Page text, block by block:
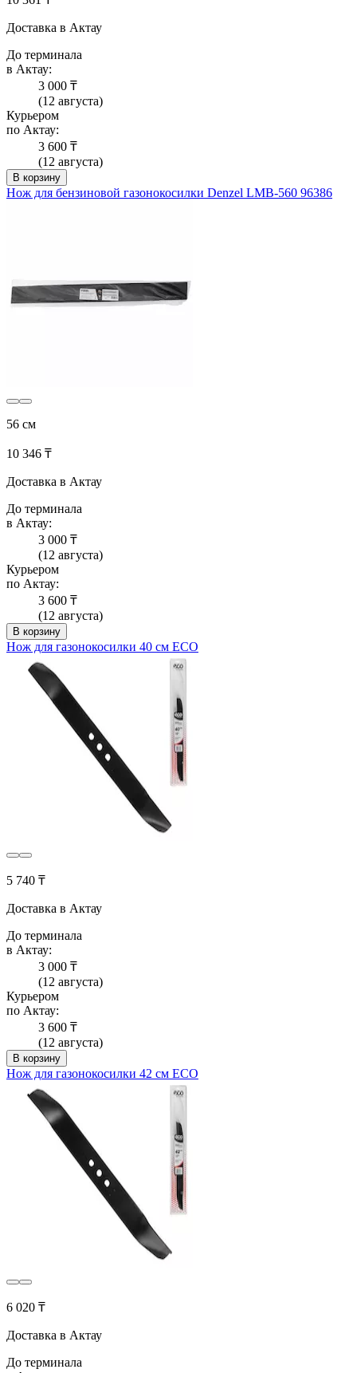
Доставка в Актау
До терминала
в Актау:
3 000 ₸
(12 августа)
Курьером
по Актау:
3 600 ₸
(12 августа)
В корзину
Нож для бензиновой газонокосилки Denzel LMB-560 96386
56 см
10 346 ₸
Доставка в Актау
До терминала
в Актау:
3 000 ₸
(12 августа)
Курьером
по Актау:
3 600 ₸
(12 августа)
В корзину
Нож для газонокосилки 40 см ECO
5 740 ₸
Доставка в Актау
До терминала
в Актау:
3 000 ₸
(12 августа)
Курьером
по Актау:
3 600 ₸
(12 августа)
В корзину
Нож для газонокосилки 42 см ECO
6 020 ₸
Доставка в Актау
До терминала